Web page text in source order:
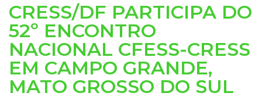
CRESS/DF PARTICIPA DO
52º ENCONTRO
NACIONAL CFESS-CRESS
EM CAMPO GRANDE,
MATO GROSSO DO SUL